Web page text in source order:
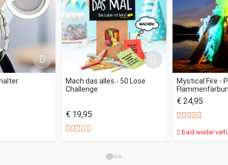
Mach das alles - 50 Lose
Challenge
€ 19,95
Mystical Fire -
€ 24,95
Bald wieder